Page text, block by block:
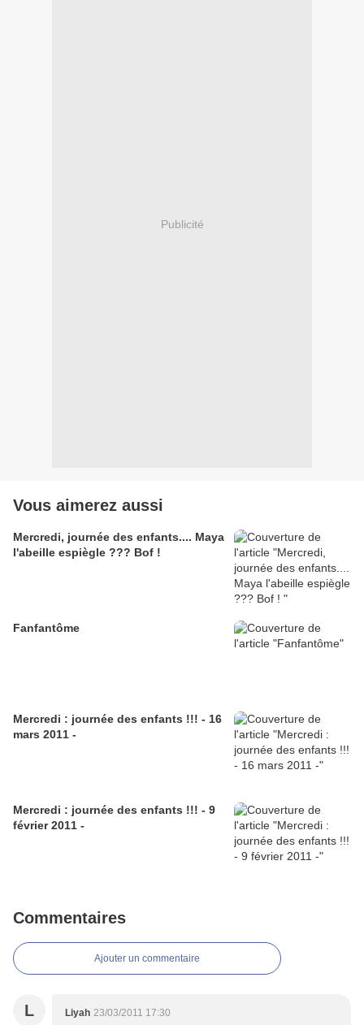
Publicité
Vous aimerez aussi
Mercredi, journée des enfants.... Maya
l'abeille espiègle ??? Bof !
Fanfantôme
Mercredi : journée des enfants !!! - 16
mars 2011 -
Mercredi : journée des enfants !!! - 9
février 2011 -
Commentaires
Ajouter un commentaire
L Liyah 23/03/2011 17:30